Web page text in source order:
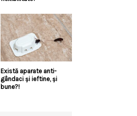
Există aparate anti-
gândaci și ieftine, și
bune?!